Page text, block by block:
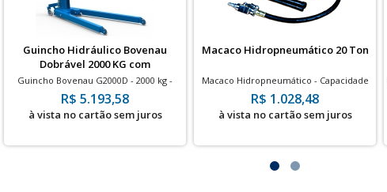
Guincho Hidráulico Bovenau
Dobrável 2000 KG com
Prolongador
Guincho Bovenau G2000D - 2000 kg -
com prolongador
R$ 5.193,58
à vista no cartão sem juros
Macaco Hidropneumático 20 Ton
Macaco Hidropneumático - Capacidade
20 Toneladas - Altura 265 mm à 506 mm
R$ 1.028,48
à vista no cartão sem juros